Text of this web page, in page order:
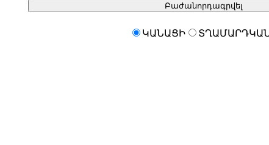
Բաժանորդագրվել
ԿԱՆԱՑԻ